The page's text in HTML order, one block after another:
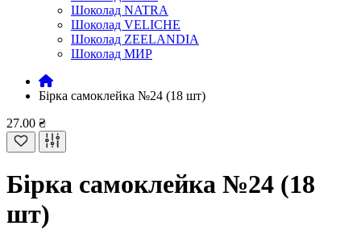
Шоколад NATRA
Шоколад VELICHE
Шоколад ZEELANDIA
Шоколад МИР
Бірка самоклейка №24 (18 шт)
27.00 ₴
Бірка самоклейка №24 (18
шт)